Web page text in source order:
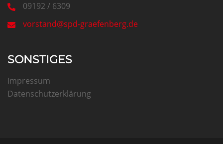
09192 / 6309
vorstand@spd-graefenberg.de
SONSTIGES
Impressum
Datenschutzerklärung